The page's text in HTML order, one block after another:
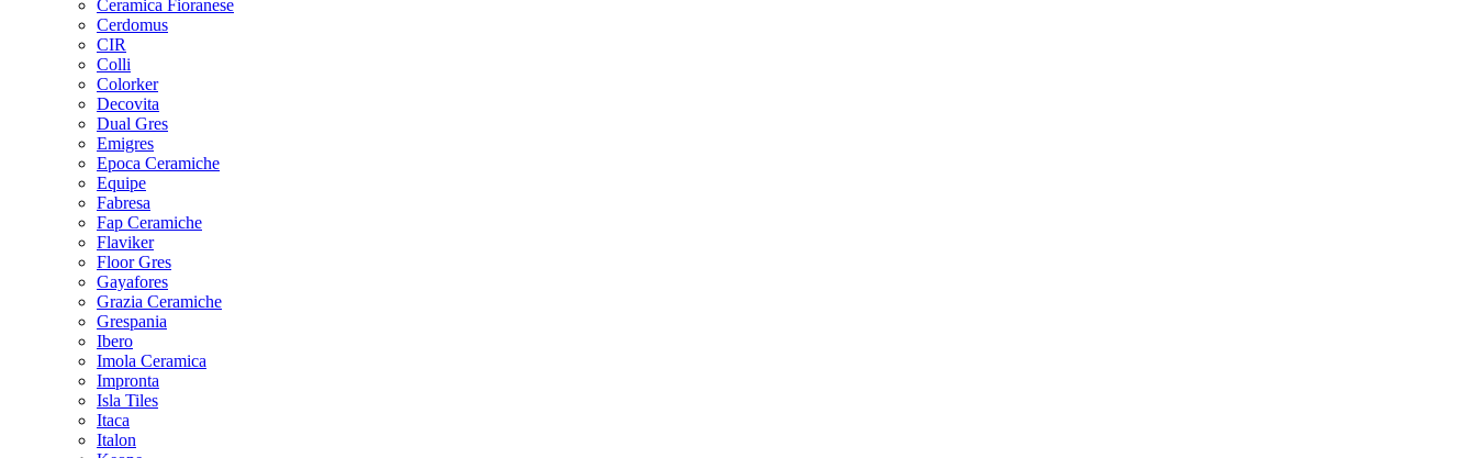
Ceramica Fioranese
Cerdomus
CIR
Colli
Colorker
Decovita
Dual Gres
Emigres
Epoca Ceramiche
Equipe
Fabresa
Fap Ceramiche
Flaviker
Floor Gres
Gayafores
Grazia Ceramiche
Grespania
Ibero
Imola Ceramica
Impronta
Isla Tiles
Itaca
Italon